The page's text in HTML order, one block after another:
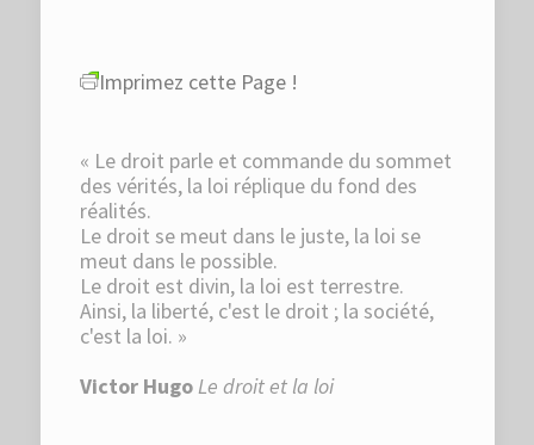
Imprimez cette Page !
« Le droit parle et commande du sommet
des vérités, la loi réplique du fond des
réalités.
Le droit se meut dans le juste, la loi se
meut dans le possible.
Le droit est divin, la loi est terrestre.
Ainsi, la liberté, c'est le droit ; la société,
c'est la loi. »
Victor HugoLe droit et la loi